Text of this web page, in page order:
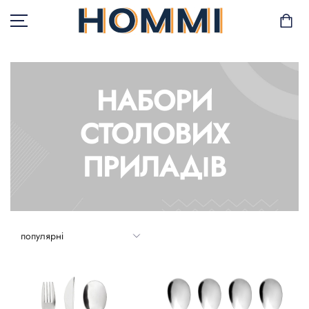
САД І БАЛКОН
ЗБЕРІГАННЯ ТА
ГОРЩИКИ І РОСЛИНИ
НАБОРИ
СТОЛОВИХ
ПРИЛАДІВ